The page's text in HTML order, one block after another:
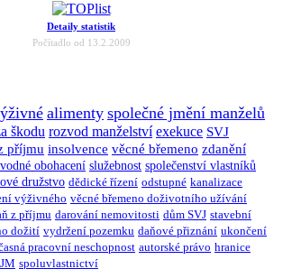
Detaily statistik
Počítadlo od 13.2.2009
alimenty společné jmění manželů
škodu rozvod manželství exekuce SVJ
příjmu insolvence věcné břemeno zdanění
obohacení služebnost společenství vlastníků
družstvo dědické řízení odstupné kanalizace
výživného věcné břemeno doživotního užívání
z příjmu darování nemovitosti dům SVJ stavební
dožití vydržení pozemku daňové přiznání ukončení
pracovní neschopnost autorské právo hranice
spoluvlastnictví